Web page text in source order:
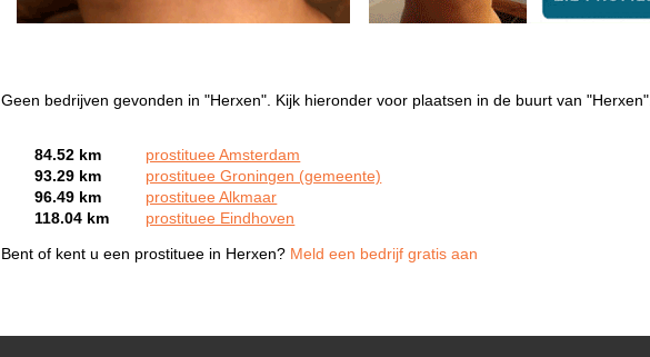
Geen bedrijven gevonden in "Herxen". Kijk hieronder voor plaatsen in de buurt van "Herxen".
84.52 km
prostituee Amsterdam
93.29 km
prostituee Groningen (gemeente)
96.49 km
prostituee Alkmaar
118.04 km
prostituee Eindhoven
Bent of kent u een prostituee in Herxen? Meld een bedrijf gratis aan